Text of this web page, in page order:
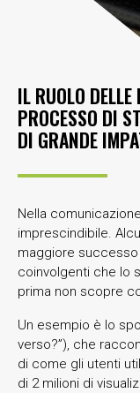
IL RUOLO
PROCESSO DI
DI GRANDE
Nella
imprescindibile.
maggiore
coinvolgenti che lo
prima non scopre
Un esempio è lo
verso?”), che
di come gli utenti
di 2 milioni di